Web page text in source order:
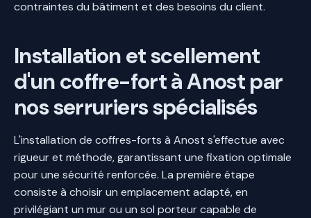
contraintes du bâtiment et des besoins du client.
Installation et scellement
d'un coffre-fort à Anost par
nos serruriers spécialisés
L'installation de coffres-forts à Anost s'effectue avec
rigueur et méthode, garantissant une fixation optimale
pour une sécurité renforcée. La première étape
consiste à choisir un emplacement adapté, en
privilégiant un mur ou un sol porteur capable de